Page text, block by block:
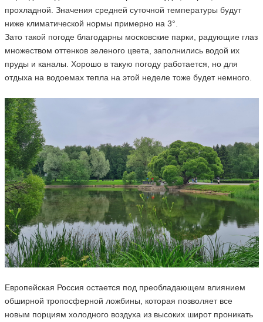
прохладной. Значения средней суточной температуры будут
ниже климатической нормы примерно на 3°.
Зато такой погоде благодарны московские парки, радующие глаз
множеством оттенков зеленого цвета, заполнились водой их
пруды и каналы. Хорошо в такую погоду работается, но для
отдыха на водоемах тепла на этой неделе тоже будет немного.
Европейская Россия остается под преобладающем влиянием
обширной тропосферной ложбины, которая позволяет все
новым порциям холодного воздуха из высоких широт проникать